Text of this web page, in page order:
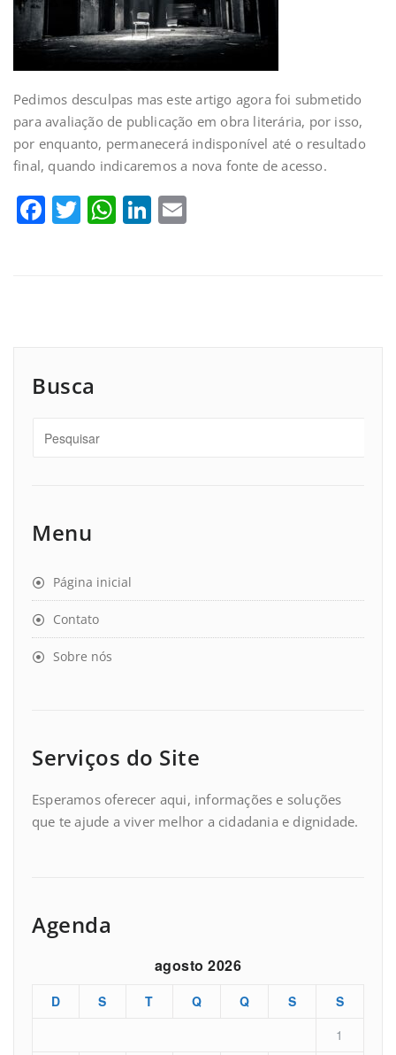
Pedimos desculpas mas este artigo agora foi submetido
para avaliação de publicação em obra literária, por isso,
por enquanto, permanecerá indisponível até o resultado
final, quando indicaremos a nova fonte de acesso.
Facebook
Twitter
WhatsApp
LinkedIn
Busca
Menu
Página inicial
Contato
Sobre nós
Serviços do Site
Esperamos oferecer aqui, informações e soluções
que te ajude a viver melhor a cidadania e dignidade.
Agenda
agosto 2026
D S T Q Q S
S
1